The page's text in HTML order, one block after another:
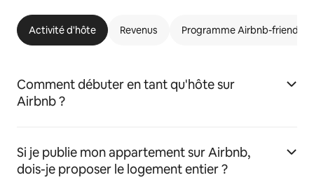
Activité d'hôte Revenus Programme Airbnb-friendly
Comment débuter en tant qu'hôte sur
Airbnb ?
Si je publie mon appartement sur Airbnb,
dois-je proposer le logement entier ?